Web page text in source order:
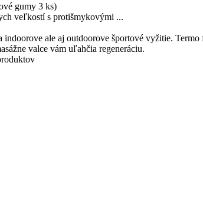
gumy 3 ks)
veľkostí s protišmykovými ...
indoorove ale aj outdoorove športové vyžitie.
valce vám uľahčia regeneráciu.